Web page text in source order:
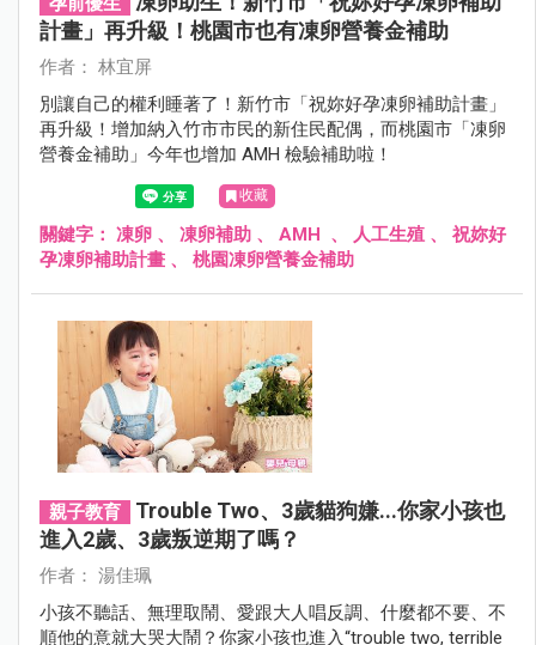
計畫」再升級！桃園市也有凍卵營養金補助
作者： 林宜屏
別讓自己的權利睡著了！新竹市「祝妳好孕凍卵補助計畫」
再升級！增加納入竹市市民的新住民配偶，而桃園市「凍卵
營養金補助」今年也增加 AMH 檢驗補助啦！
收藏
關鍵字： 凍卵 、 凍卵補助 、 AMH 、 人工生殖 、 祝妳好
孕凍卵補助計畫 、 桃園凍卵營養金補助
親子教育
Trouble Two、3歲貓狗嫌...你家小孩也
進入2歲、3歲叛逆期了嗎？
作者： 湯佳珮
小孩不聽話、無理取鬧、愛跟大人唱反調、什麼都不要、不
順他的意就大哭大鬧？你家小孩也進入“trouble two, terrible